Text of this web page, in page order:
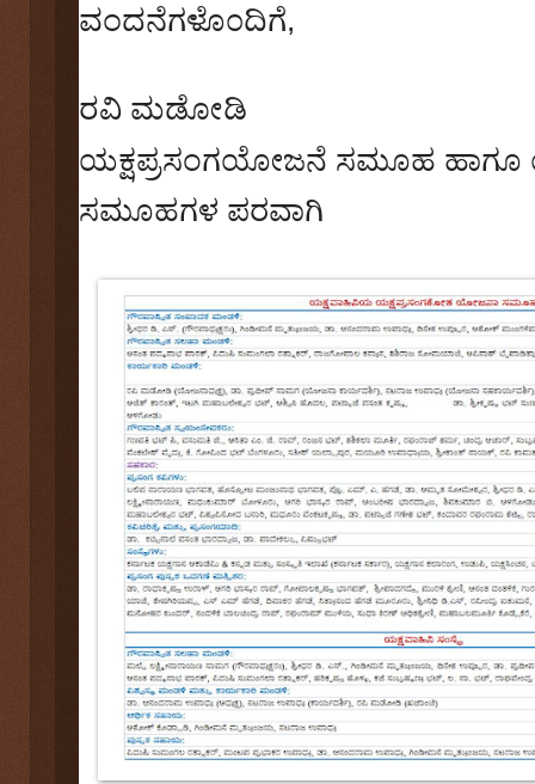
ವಂದನೆಗಳೊ೦ದಿಗೆ,
ರವಿ ಮಡೋಡಿ
ಯಕ್ಷಪ್ರಸಂಗಯೋಜನೆ ಸಮೂಹ ಹಾಗೂ
ಸಮೂಹಗಳ ಪರವಾಗಿ